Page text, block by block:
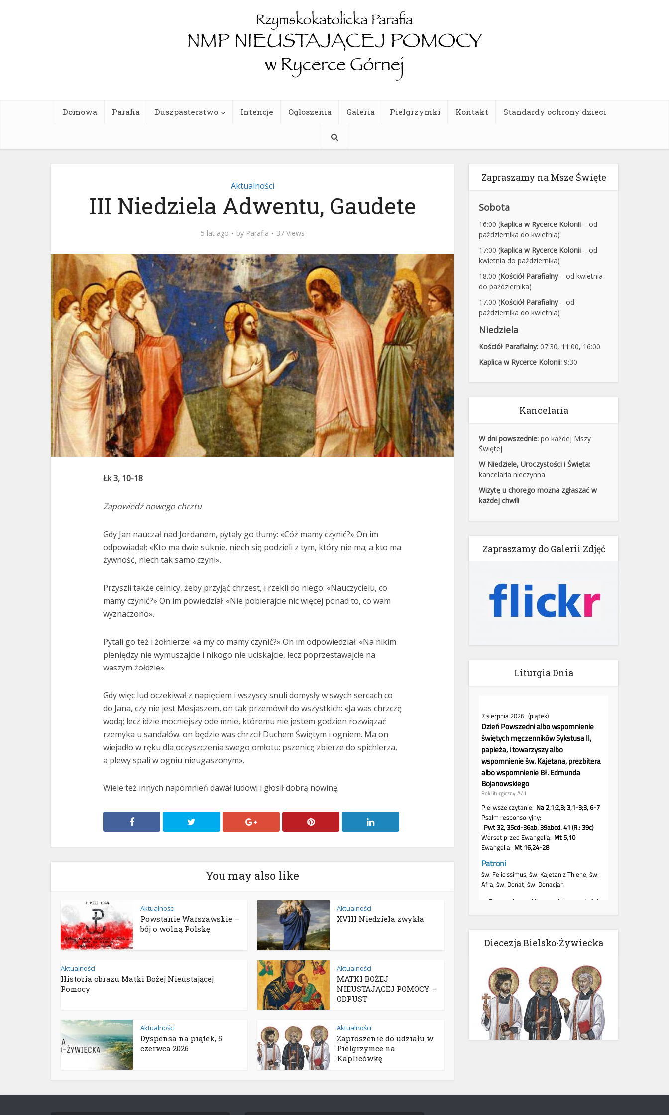
Domowa Parafia Duszpasterstwo Intencje Ogłoszenia Galeria Pielgrzymki Kontakt Standardy ochrony dzieci
Aktualności
III Niedziela Adwentu, Gaudete
5 lat ago by Parafia 37 Views
Łk 3, 10-18
Zapowiedź nowego chrztu
Gdy Jan nauczał nad Jordanem, pytały go tłumy: «Cóż mamy czynić?» On im
odpowiadał: «Kto ma dwie suknie, niech się podzieli z tym, który nie ma; a kto ma
żywność, niech tak samo czyni».
Przyszli także celnicy, żeby przyjąć chrzest, i rzekli do niego: «Nauczycielu, co
mamy czynić?» On im powiedział: «Nie pobierajcie nic więcej ponad to, co wam
wyznaczono».
Pytali go też i żołnierze: «a my co mamy czynić?» On im odpowiedział: «Na nikim
pieniędzy nie wymuszajcie i nikogo nie uciskajcie, lecz poprzestawajcie na
waszym żołdzie».
Gdy więc lud oczekiwał z napięciem i wszyscy snuli domysły w swych sercach co
do Jana, czy nie jest Mesjaszem, on tak przemówił do wszystkich: «Ja was chrzczę
wodą; lecz idzie mocniejszy ode mnie, któremu nie jestem godzien rozwiązać
rzemyka u sandałów. on będzie was chrzcił Duchem Świętym i ogniem. Ma on
wiejadło w ręku dla oczyszczenia swego omłotu: pszenicę zbierze do spichlerza,
a plewy spali w ogniu nieugaszonym».
Wiele też innych napomnień dawał ludowi i głosił dobrą nowinę.
You may also like
Aktualności
Powstanie Warszawskie –
bój o wolną Polskę
Aktualności
XVIII Niedziela zwykła
Aktualności
Historia obrazu Matki Bożej Nieustającej
Pomocy
Aktualności
MATKI BOŻEJ
NIEUSTAJĄCEJ POMOCY –
ODPUST
Aktualności
Dyspensa na piątek, 5
czerwca 2026
Aktualności
Zaproszenie do udziału w
Pielgrzymce na
Kaplicówkę
Zapraszamy na Msze Święte
Sobota
16:00 (kaplica w Rycerce Kolonii – od
października do kwietnia)
17:00 (kaplica w Rycerce Kolonii – od
kwietnia do października)
18.00 (Kościół Parafialny– od kwietnia
do października)
17.00 (Kościół Parafialny– od
października do kwietnia)
Niedziela
Kościół Parafialny: 07:30, 11:00, 16:00
Kaplica w Rycerce Kolonii: 9:30
Kancelaria
W dni powszednie: po każdej Mszy
Świętej
W Niedziele, Uroczystości i Święta:
kancelaria nieczynna
Wizytę u chorego można zgłaszać w
każdej chwili
Zapraszamy do Galerii Zdjęć
Liturgia Dnia
Diecezja Bielsko-Żywiecka